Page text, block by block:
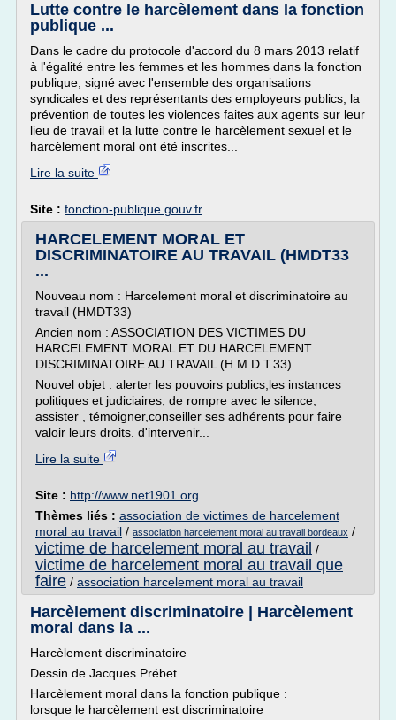
Lutte contre le harcèlement dans la fonction
publique ...
Dans le cadre du protocole d'accord du 8 mars 2013 relatif
à l'égalité entre les femmes et les hommes dans la fonction
publique, signé avec l'ensemble des organisations
syndicales et des représentants des employeurs publics, la
prévention de toutes les violences faites aux agents sur leur
lieu de travail et la lutte contre le harcèlement sexuel et le
harcèlement moral ont été inscrites...
Lire la suite
Site : fonction-publique.gouv.fr
HARCELEMENT MORAL ET
DISCRIMINATOIRE AU TRAVAIL (HMDT33
...
Nouveau nom : Harcelement moral et discriminatoire au
travail (HMDT33)
Ancien nom : ASSOCIATION DES VICTIMES DU
HARCELEMENT MORAL ET DU HARCELEMENT
DISCRIMINATOIRE AU TRAVAIL (H.M.D.T.33)
Nouvel objet : alerter les pouvoirs publics,les instances
politiques et judiciaires, de rompre avec le silence,
assister , témoigner,conseiller ses adhérents pour faire
valoir leurs droits. d'intervenir...
Lire la suite
Site : http://www.net1901.org
Thèmes liés : association de victimes de harcelement
moral au travail / association harcelement moral au travail bordeaux /
victime de harcelement moral au travail /
victime de harcelement moral au travail que
faire / association harcelement moral au travail
Harcèlement discriminatoire | Harcèlement
moral dans la ...
Harcèlement discriminatoire
Dessin de Jacques Prébet
Harcèlement moral dans la fonction publique :
lorsque le harcèlement est discriminatoire